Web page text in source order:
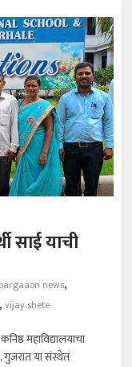
साई याची
news,
,vijay shete
महाविद्यालयाचा
गुजरात या संस्थेत